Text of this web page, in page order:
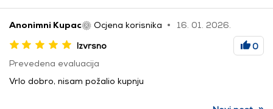
Anonimni Kupac Ocjena korisnika
16. 01. 2026.
Izvrsno
0
Prevedena evaluacija
Vrlo dobro, nisam požalio kupnju